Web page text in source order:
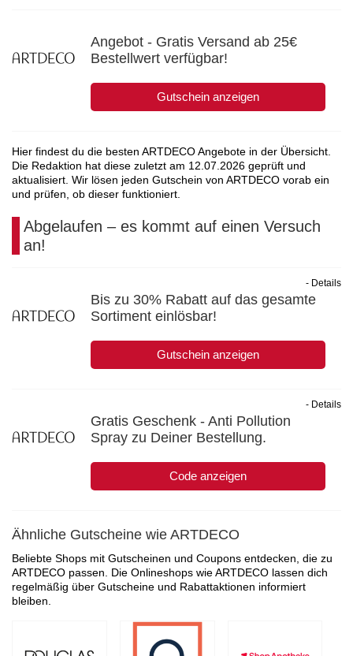
Angebot - Gratis Versand ab 25€
Bestellwert verfügbar!
Gutschein anzeigen
Hier findest du die besten ARTDECO Angebote in der Übersicht.
Die Redaktion hat diese zuletzt am 12.07.2026 geprüft und
aktualisiert. Wir lösen jeden Gutschein von ARTDECO vorab ein
und prüfen, ob dieser funktioniert.
Abgelaufen – es kommt auf einen Versuch
an!
Bis zu 30% Rabatt auf das gesamte
Sortiment einlösbar!
Gutschein anzeigen
- Details
Gratis Geschenk - Anti Pollution
Spray zu Deiner Bestellung.
Code anzeigen
- Details
Ähnliche Gutscheine wie ARTDECO
Beliebte Shops mit Gutscheinen und Coupons entdecken, die zu
ARTDECO passen. Die Onlineshops wie ARTDECO lassen dich
regelmäßig über Gutscheine und Rabattaktionen informiert
bleiben.